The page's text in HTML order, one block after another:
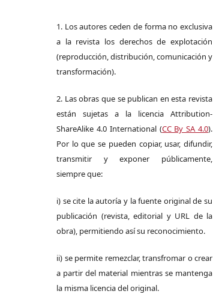
1. Los autores ceden de forma no exclusiva
a la revista los derechos de explotación
(reproducción, distribución, comunicación y
transformación).
2. Las obras que se publican en esta revista
están sujetas a la licencia Attribution-
ShareAlike 4.0 International (CC By SA 4.0).
Por lo que se pueden copiar, usar, difundir,
transmitir y exponer públicamente,
siempre que:
i) se cite la autoría y la fuente original de su
publicación (revista, editorial y URL de la
obra), permitiendo así su reconocimiento.
ii) se permite remezclar, transfromar o crear
a partir del material mientras se mantenga
la misma licencia del original.